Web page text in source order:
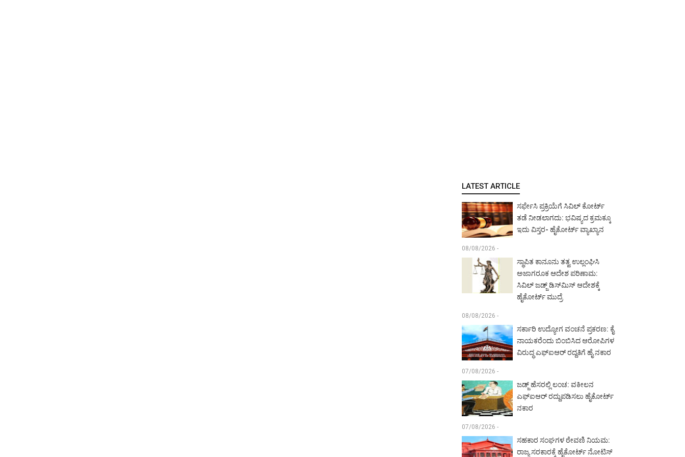
LATEST ARTICLE
ಸರ್ಫೇಸಿ ಪ್ರಕ್ರಿಯೆಗೆ ಸಿವಿಲ್ ಕೋರ್ಟ್
ತಡೆ ನೀಡಲಾಗದು: ಭವಿಷ್ಯದ ಕ್ರಮಕ್ಕೂ
ಇದು ವಿಸ್ತರ- ಹೈಕೋರ್ಟ್ ವ್ಯಾಖ್ಯಾನ
08/08/2026 -
ಸ್ಥಾಪಿತ ಕಾನೂನು ತತ್ವ ಉಲ್ಲಂಘಿಸಿ
ಅಜಾಗರೂಕ ಆದೇಶ ಪರಿಣಾಮ:
ಸಿವಿಲ್ ಜಡ್ಜ್ ಡಿಸ್‌ಮಿಸ್ ಆದೇಶಕ್ಕೆ
ಹೈಕೋರ್ಟ್ ಮುದ್ರೆ
08/08/2026 -
ಸರ್ಕಾರಿ ಉದ್ಯೋಗ ವಂಚನೆ ಪ್ರಕರಣ: ಕೈ
ನಾಯಕರೆಂದು ಬಿಂಬಿಸಿದ ಆರೋಪಿಗಳ
ವಿರುದ್ಧ ಎಫ್‌ಐಆರ್ ರದ್ದತಿಗೆ ಹೈ ನಕಾರ
07/08/2026 -
ಜಡ್ಜ್ ಹೆಸರಲ್ಲಿ ಲಂಚ: ವಕೀಲನ
ಎಫ್‌ಐಆರ್ ರದ್ದುಪಡಿಸಲು ಹೈಕೋರ್ಟ್
ನಕಾರ
07/08/2026 -
ಸಹಕಾರ ಸಂಘಗಳ ಠೇವಣಿ ನಿಯಮ:
ರಾಜ್ಯ ಸರಕಾರಕ್ಕೆ ಹೈಕೋರ್ಟ್ ನೋಟಿಸ್